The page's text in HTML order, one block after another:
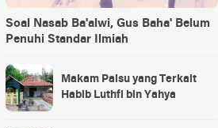
Soal Nasab Ba'alwi, Gus Baha' Belum
Penuhi Standar Ilmiah
Makam Palsu yang Terkait
Habib Luthfi bin Yahya